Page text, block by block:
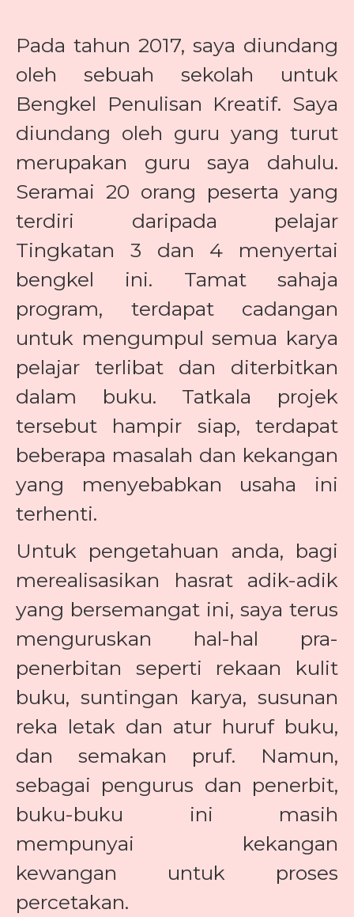
Pada tahun 2017, saya diundang
oleh sebuah sekolah untuk
Bengkel Penulisan Kreatif. Saya
diundang oleh guru yang turut
merupakan guru saya dahulu.
Seramai 20 orang peserta yang
terdiri daripada pelajar
Tingkatan 3 dan 4 menyertai
bengkel ini. Tamat sahaja
program, terdapat cadangan
untuk mengumpul semua karya
pelajar terlibat dan diterbitkan
dalam buku. Tatkala projek
tersebut hampir siap, terdapat
beberapa masalah dan kekangan
yang menyebabkan usaha ini
terhenti.
Untuk pengetahuan anda, bagi
merealisasikan hasrat adik-adik
yang bersemangat ini, saya terus
menguruskan hal-hal pra-
penerbitan seperti rekaan kulit
buku, suntingan karya, susunan
reka letak dan atur huruf buku,
dan semakan pruf. Namun,
sebagai pengurus dan penerbit,
buku-buku ini masih
mempunyai kekangan
kewangan untuk proses
percetakan.